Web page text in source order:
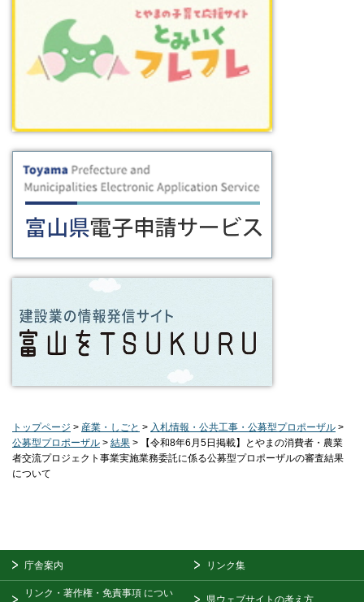
トップページ > 産業・しごと > 入札情報・公共工事・公募型プロポーザル >
公募型プロポーザル > 結果 > 【令和8年6月5日掲載】とやまの消費者・農業
者交流プロジェクト事業実施業務委託に係る公募型プロポーザルの審査結果
について
庁舎案内 リンク集
リンク・著作権・免責事項 につい
県ウェブサイトの考え方